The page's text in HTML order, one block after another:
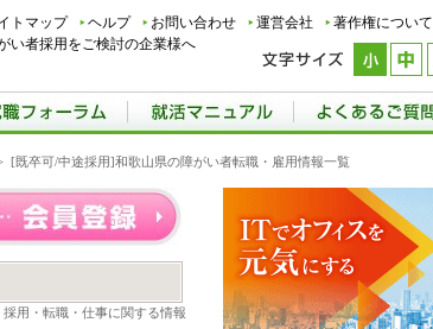
トマップ ヘルプ お問い合わせ 運営会社
著作権について
い者採用をご検討の企業様へ
[既卒可/中途採用]和歌山県の障がい者転職・雇用情報一覧
用・転職・仕事に関する情報